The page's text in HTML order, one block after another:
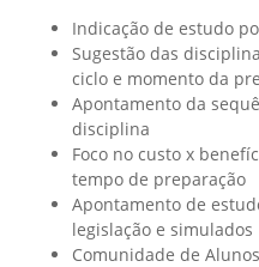
Indicação de estudo
Sugestão das
ciclo e momento da
Apontamento da
disciplina
Foco no custo x
tempo de preparação
Apontamento de
legislação e simulados
Comunidade de